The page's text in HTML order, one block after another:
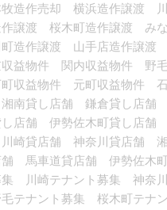
造作売却 横浜造作譲渡
譲渡 桜木町造作譲渡 み
造作譲渡 山手店造作譲渡
益物件 関内収益物件 野
収益物件 元町収益物件
南貸し店舗 鎌倉貸し店
店舗 伊勢佐木町貸し店
崎貸店舗 神奈川貸店舗
舗 馬車道貸店舗 伊勢佐
川崎テナント募集 神
テナント募集 桜木町テナ